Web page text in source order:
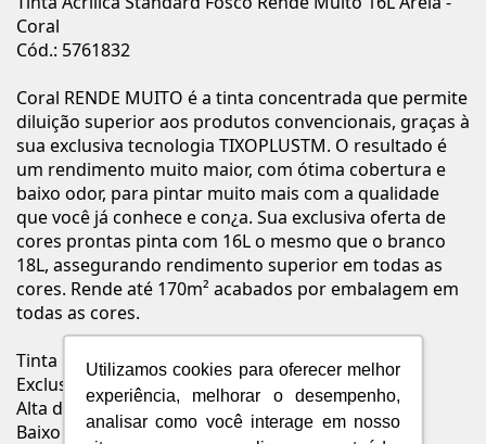
Utilizamos cookies para oferecer melhor
experiência, melhorar o desempenho,
analisar como você interage em nosso
Coral
Cód.: 5761832
Coral RENDE MUITO é a tinta concentrada que permite
diluição superior aos produtos convencionais, graças à
sua exclusiva tecnologia TIXOPLUSTM. O resultado é
um rendimento muito maior, com ótima cobertura e
baixo odor, para pintar muito mais com a qualidade
que você já conhece e con¿a. Sua exclusiva oferta de
cores prontas pinta com 16L o mesmo que o branco
18L, assegurando rendimento superior em todas as
cores. Rende até 170m² acabados por embalagem em
todas as cores.
Tinta Concentrada
Exclusiva Tecnologia TIXOPLUS
Alta diluição
Baixo Odor